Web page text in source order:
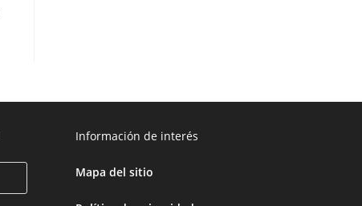
Información de interés
Mapa del sitio